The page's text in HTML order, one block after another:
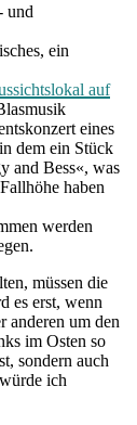
und
ein
auf
eines
dem ein Stück
and Bess«, was
haben
werden
müssen die
es erst, wenn
anderen um den
im Osten so
sondern auch
ich